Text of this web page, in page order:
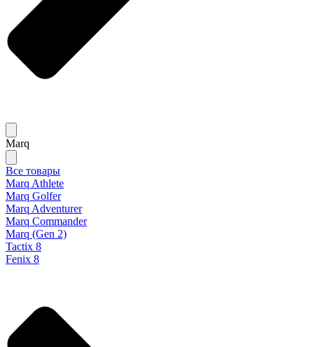
Marq
Все товары
Marq Athlete
Marq Golfer
Marq Adventurer
Marq Commander
Marq (Gen 2)
Tactix 8
Fenix 8